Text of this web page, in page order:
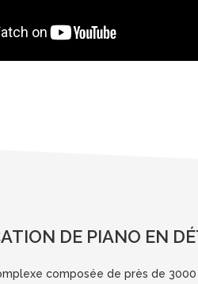
DE PIANO EN
composée de près de 3000